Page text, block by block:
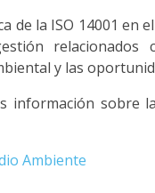
de la ISO 14001
y las
información sobre la
Ambiente